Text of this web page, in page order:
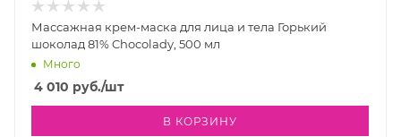
Массажная крем-маска для лица и тела Горький
шоколад 81% Chocolady, 500 мл
Много
4 010 руб./шт
В КОРЗИНУ